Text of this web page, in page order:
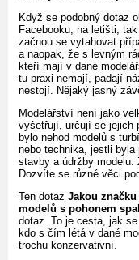
Když se podobný dotaz
Facebooku, na letišti,
začnou se vytahovat
a naopak, že s levným
kteří mají v dané
tu praxi nemají, padají
nestojí. Nějaký jasný
Modelářství není jako
vyšetřují, určují se jejich
bylo nehod modelů s
nebo technika, jestli byla
stavby a údržby modelu.
Dozvíte se různé věci
Ten dotaz Jakou
modelů s pohonem
dotaz. To je cesta, jak
kdo s čím létá v dané
trochu konzervativní.